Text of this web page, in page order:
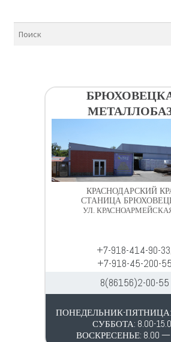
КРАСНОДАРСКИЙ
СТАНИЦА
УЛ.
+7-918-414-90-
+7-918-45-200-55
8(86156)2-00-55
ПОНЕДЕЛЬНИК-ПЯТНИЦА:
СУББОТА: 8.00-
ВОСКРЕСЕНЬЕ: 8.00 —